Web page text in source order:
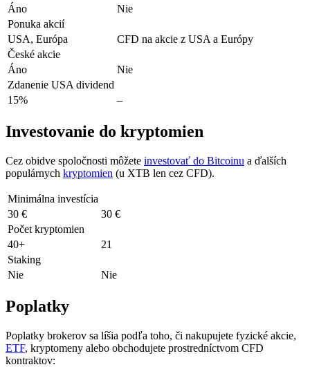
Áno
Nie
Ponuka akcií
USA, Európa
CFD na akcie z USA a Európy
České akcie
Áno
Nie
Zdanenie USA dividend
15%
–
Investovanie do kryptomien
Cez obidve spoločnosti môžete investovať do Bitcoinu a ďalších
populárnych kryptomien (u XTB len cez CFD).
Minimálna investícia
30 €
30 €
Počet kryptomien
40+
21
Staking
Nie
Nie
Poplatky
Poplatky brokerov sa líšia podľa toho, či nakupujete fyzické akcie,
ETF, kryptomeny alebo obchodujete prostredníctvom CFD
kontraktov: